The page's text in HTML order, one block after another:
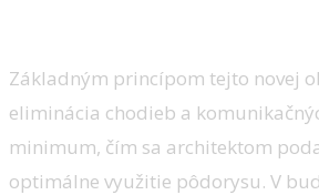
Základným princípom tejto novej
eliminácia chodieb a
minimum, čím sa architektom
optimálne využitie pôdorysu. V